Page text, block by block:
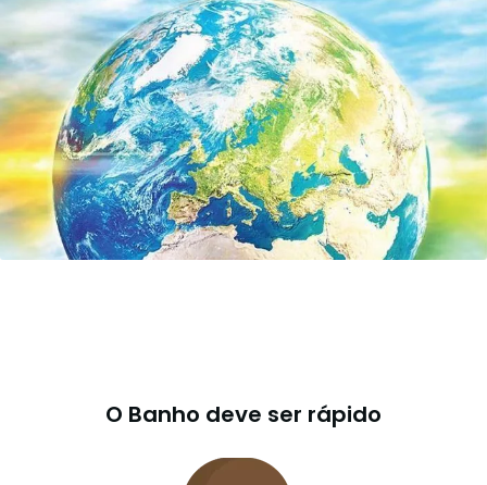
O Banho deve ser rápido